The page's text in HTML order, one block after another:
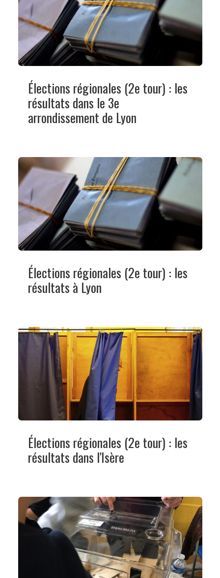
Élections régionales (2e tour) : les
résultats dans le 3e
arrondissement de Lyon
Élections régionales (2e tour) : les
résultats à Lyon
Élections régionales (2e tour) : les
résultats dans l'Isère